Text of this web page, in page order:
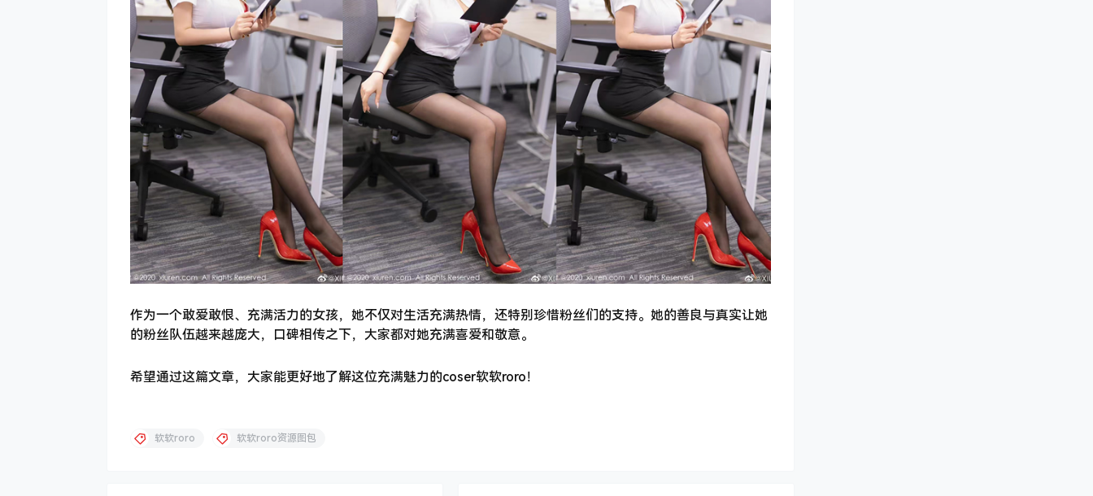
作为一个敢爱敢恨、充满活力的女孩，她不仅对生活充满热情，还特别珍惜粉丝们的支持。她的善良与真实让她
的粉丝队伍越来越庞大，口碑相传之下，大家都对她充满喜爱和敬意。
希望通过这篇文章，大家能更好地了解这位充满魅力的coser软软roro！
软软roro 软软roro资源图包